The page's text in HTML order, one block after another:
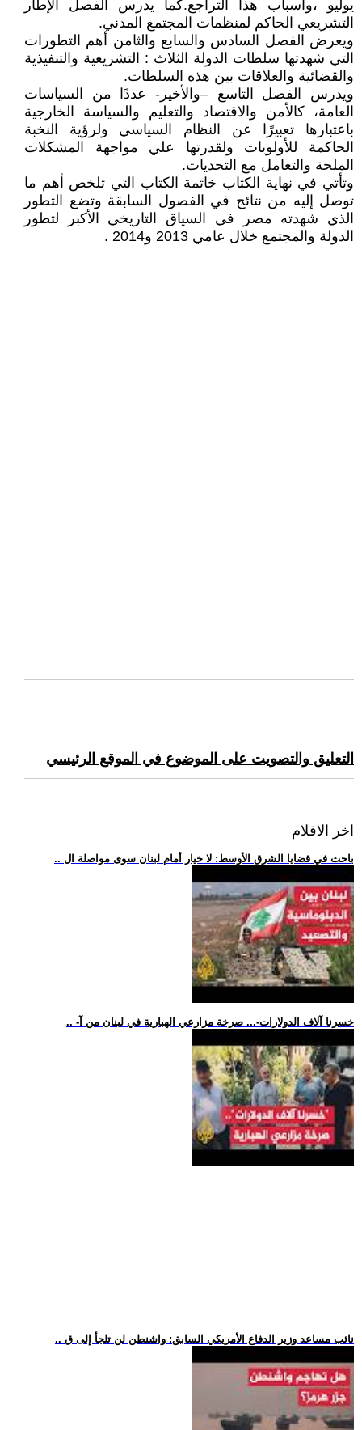
يوليو ،وأسباب هذا التراجع.كما يدرس الفصل الإطار
التشريعي الحاكم لمنظمات المجتمع المدني.
ويعرض الفصل السادس والسابع والثامن أهم التطورات
التي شهدتها سلطات الدولة الثلاث : التشريعية والتنفيذية
والقضائية والعلاقات بين هذه السلطات.
ويدرس الفصل التاسع –والأخير- عددًا من السياسات
العامة، كالأمن والاقتصاد والتعليم والسياسة الخارجية
باعتبارها تعبيرًا عن النظام السياسي ولرؤية النخبة
الحاكمة للأولويات ولقدرتها علي مواجهة المشكلات
الملحة والتعامل مع التحديات.
وتأتي في نهاية الكتاب خاتمة الكتاب التي تلخص أهم ما
توصل إليه من نتائج في الفصول السابقة وتضع التطور
الذي شهدته مصر في السياق التاريخي الأكبر لتطور
الدولة والمجتمع خلال عامي 2013 و2014 .
التعليق والتصويت على الموضوع في الموقع الرئيسي
اخر الافلام
.. باحث في قضايا الشرق الأوسط: لا خيار أمام لبنان سوى مواصلة ال
.. -خسرنا آلاف الدولارات-... صرخة مزارعي الهبارية في لبنان من آ
.. نائب مساعد وزير الدفاع الأمريكي السابق: واشنطن لن تلجأ إلى ق